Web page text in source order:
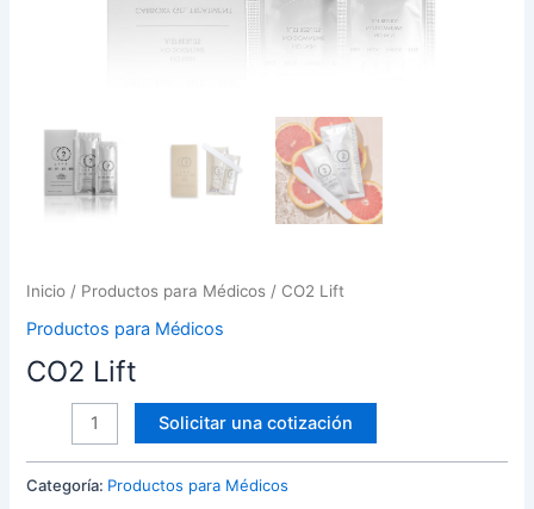
Inicio / Productos para Médicos / CO2 Lift
Productos para Médicos
CO2 Lift
Solicitar una cotización
Categoría: Productos para Médicos